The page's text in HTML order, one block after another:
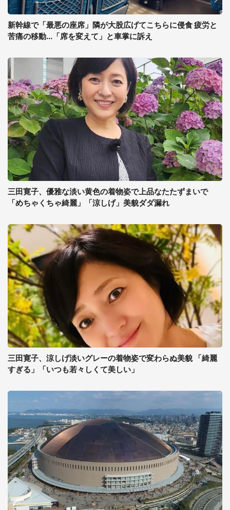
新幹線で「最悪の座席」隣が大股広げてこちらに侵食 疲労と
苦痛の移動...「席を変えて」と車掌に訴え
三田寛子、優雅な淡い黄色の着物姿で上品なたたずまいで
「めちゃくちゃ綺麗」「涼しげ」美貌ダダ漏れ
三田寛子、涼しげ淡いグレーの着物姿で変わらぬ美貌 「綺麗
すぎる」「いつも若々しくて美しい」